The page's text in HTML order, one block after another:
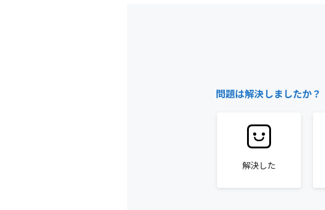
問題は解決しましたか？
解決した